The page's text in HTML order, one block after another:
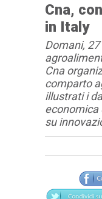
Cna,
in Italy
Domani,
Cna
comparto
illustrati i
economica
su
Articolo
Testo articolo